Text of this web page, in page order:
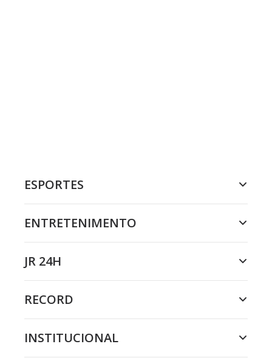
ESPORTES
ENTRETENIMENTO
JR 24H
RECORD
INSTITUCIONAL